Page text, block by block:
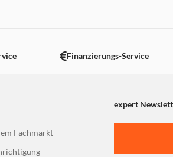
Finanzierungs-Service
expert
Fachmarkt